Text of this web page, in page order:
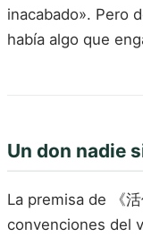
inacabado». Pero
había algo que
Un don nadie
La premisa de 《
convenciones del